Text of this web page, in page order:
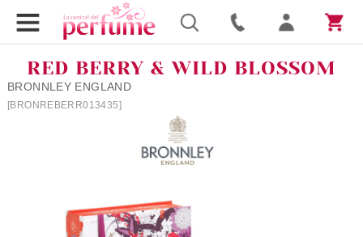
RED BERRY & WILD BLOSSOM
BRONNLEY ENGLAND
[BRONREBERR013435]